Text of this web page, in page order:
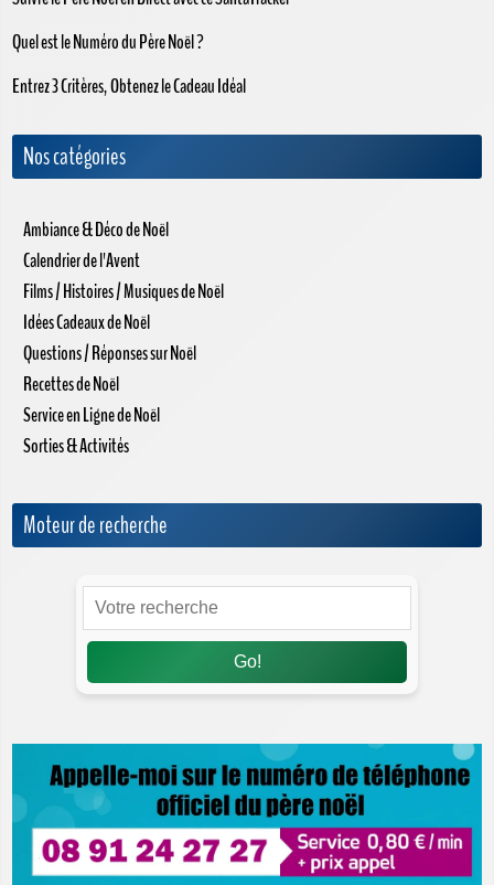
Quel est le Numéro du Père Noël ?
Entrez 3 Critères, Obtenez le Cadeau Idéal
Nos catégories
Ambiance & Déco de Noël
Calendrier de l'Avent
Films / Histoires / Musiques de Noël
Idées Cadeaux de Noël
Questions / Réponses sur Noël
Recettes de Noël
Service en Ligne de Noël
Sorties & Activités
Moteur de recherche
Go!